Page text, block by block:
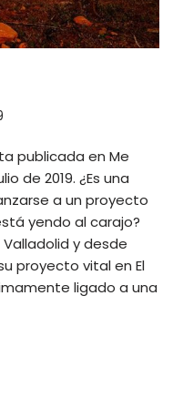
publicada en Me
de 2019. ¿Es una
a un proyecto
yendo al carajo?
y desde
proyecto vital en El
ligado a una